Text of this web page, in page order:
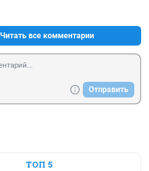
Читать все комментарии
Отправить
ТОП 5